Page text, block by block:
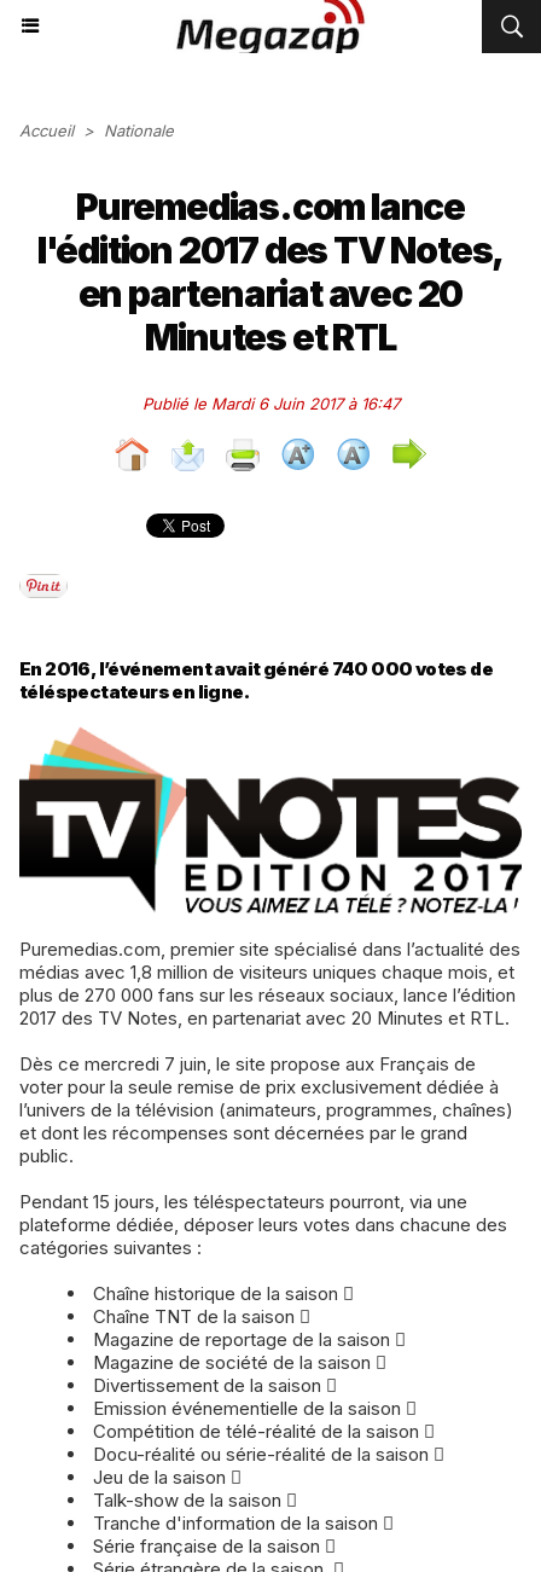
Accueil > Nationale
Puremedias.com lance
l'édition 2017 des TV Notes,
en partenariat avec 20
Minutes et RTL
Publié le Mardi 6 Juin 2017 à 16:47
En 2016, l’événement avait généré 740 000 votes de
téléspectateurs en ligne.
Puremedias.com, premier site spécialisé dans l’actualité des
médias avec 1,8 million de visiteurs uniques chaque mois, et
plus de 270 000 fans sur les réseaux sociaux, lance l’édition
2017 des TV Notes, en partenariat avec 20 Minutes et RTL.
Dès ce mercredi 7 juin, le site propose aux Français de
voter pour la seule remise de prix exclusivement dédiée à
l’univers de la télévision (animateurs, programmes, chaînes)
et dont les récompenses sont décernées par le grand
public.
Pendant 15 jours, les téléspectateurs pourront, via une
plateforme dédiée, déposer leurs votes dans chacune des
catégories suivantes :
Chaîne historique de la saison 
Chaîne TNT de la saison 
Magazine de reportage de la saison 
Magazine de société de la saison 
Divertissement de la saison 
Emission événementielle de la saison 
Compétition de télé-réalité de la saison 
Docu-réalité ou série-réalité de la saison 
Jeu de la saison 
Talk-show de la saison 
Tranche d'information de la saison 
Série française de la saison 